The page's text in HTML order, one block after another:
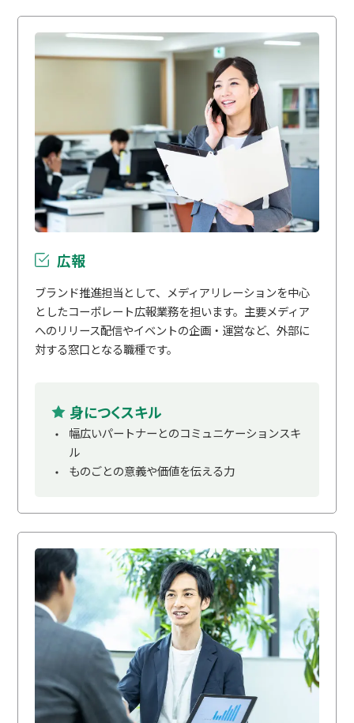
広報
ブランド推進担当として、メディアリレーションを中心
としたコーポレート広報業務を担います。主要メディア
へのリリース配信やイベントの企画・運営など、外部に
対する窓口となる職種です。
身につくスキル
幅広いパートナーとのコミュニケーションスキ
ル
ものごとの意義や価値を伝える力